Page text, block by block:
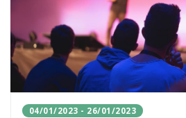
04/01/2023 - 26/01/2023